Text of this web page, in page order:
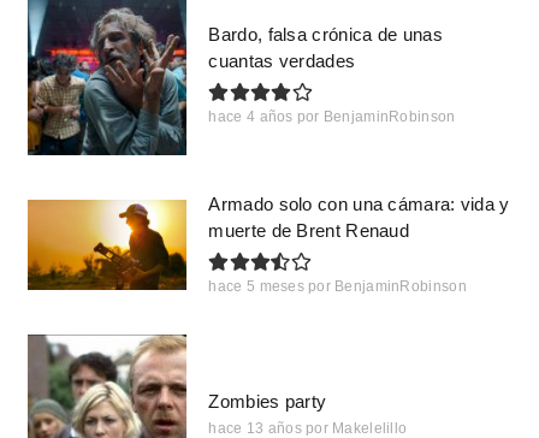
Bardo, falsa crónica de unas
cuantas verdades
hace 4 años por BenjaminRobinson
Armado solo con una cámara: vida y
muerte de Brent Renaud
hace 5 meses por BenjaminRobinson
Zombies party
hace 13 años por Makelelillo